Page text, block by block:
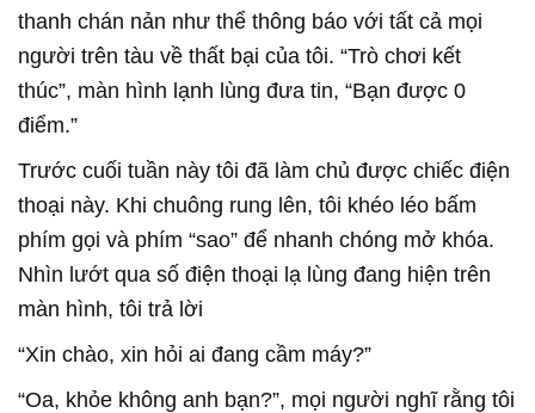
thanh chán nản như thể thông báo với tất cả mọi
người trên tàu về thất bại của tôi. “Trò chơi kết
thúc”, màn hình lạnh lùng đưa tin, “Bạn được 0
điểm.”
Trước cuối tuần này tôi đã làm chủ được chiếc điện
thoại này. Khi chuông rung lên, tôi khéo léo bấm
phím gọi và phím “sao” để nhanh chóng mở khóa.
Nhìn lướt qua số điện thoại lạ lùng đang hiện trên
màn hình, tôi trả lời
“Xin chào, xin hỏi ai đang cầm máy?”
“Oa, khỏe không anh bạn?”, mọi người nghĩ rằng tôi